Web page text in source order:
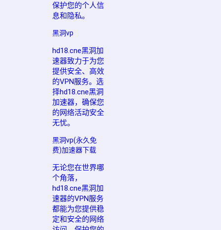
保护您的个人信
息和隐私。
黑洞vp
hd18.cne黑洞加
速器致力于为您
提供安全、高效
的VPN服务。选
择hd18.cne黑洞
加速器，确保您
的网络活动安全
无忧。
黑洞vp(永久免
费)加速器下载
无论您在世界哪
个角落，
hd18.cne黑洞加
速器的VPN服务
都能为您提供稳
定和安全的网络